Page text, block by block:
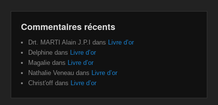
Commentaires récents
Drt. MARTI Alain J.P.I dans Livre d’or
Delphine dans Livre d’or
Magalie dans Livre d’or
Nathalie Veneau dans Livre d’or
Christ'off dans Livre d’or